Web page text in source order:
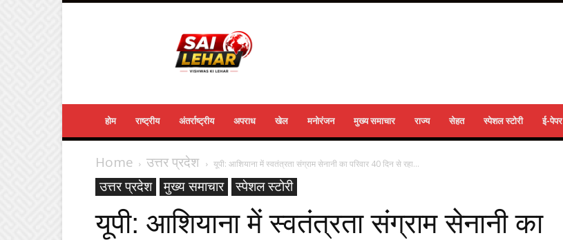
होम राष्ट्रीय अंतर्राष्ट्रीय अपराध खेल मनोरंजन मुख्य समाचार राज्य सेहत स्पेशल स्टोरी ई-पेपर
Home उत्तर प्रदेश यूपी: आशियाना में स्वतंत्रता संग्राम सेनानी का परिवार 40 दिन से रहा...
उत्तर प्रदेश मुख्य समाचार स्पेशल स्टोरी
यूपी: आशियाना में स्वतंत्रता संग्राम सेनानी का